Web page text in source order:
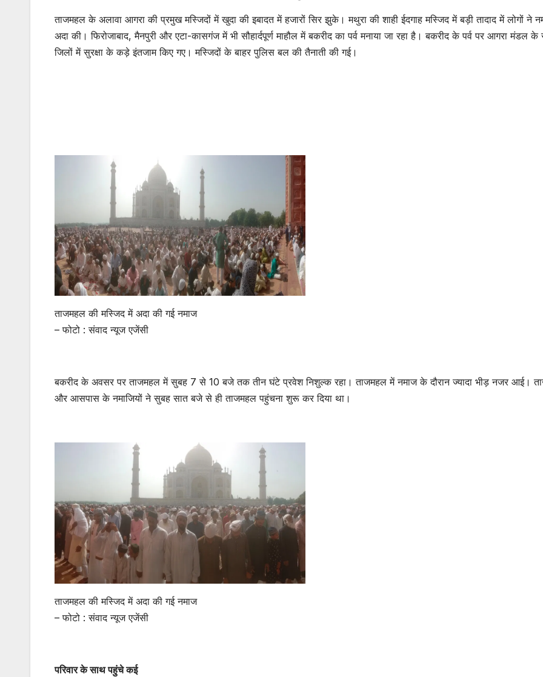
ताजमहल के अलावा आगरा की प्रमुख मस्जिदों में खुदा की इबादत में हजारों सिर झुके। मथुरा की शाही ईदगाह मस्जिद में बड़ी तादाद में लोगों ने
अदा की। फिरोजाबाद, मैनपुरी और एटा-कासगंज में भी सौहार्दपूर्ण माहौल में बकरीद का पर्व मनाया जा रहा है। बकरीद के पर्व पर आगरा मंडल के
जिलों में सुरक्षा के कड़े इंतजाम किए गए। मस्जिदों के बाहर पुलिस बल की तैनाती की गई।
ताजमहल की मस्जिद में अदा की गई नमाज
– फोटो : संवाद न्यूज एजेंसी
बकरीद के अवसर पर ताजमहल में सुबह 7 से 10 बजे तक तीन घंटे प्रवेश निशुल्क रहा। ताजमहल में नमाज के दौरान ज्यादा भीड़ नजर आई।
और आसपास के नमाजियों ने सुबह सात बजे से ही ताजमहल पहुंचना शुरू कर दिया था।
ताजमहल की मस्जिद में अदा की गई नमाज
– फोटो : संवाद न्यूज एजेंसी
परिवार के साथ पहुंचे कई